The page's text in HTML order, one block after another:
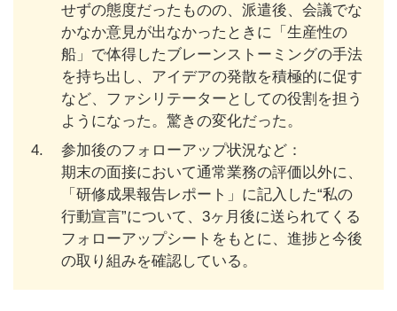
せずの態度だったものの、派遣後、会議でな
かなか意見が出なかったときに「生産性の
船」で体得したブレーンストーミングの手法
を持ち出し、アイデアの発散を積極的に促す
など、ファシリテーターとしての役割を担う
ようになった。驚きの変化だった。
4.
参加後のフォローアップ状況など：
期末の面接において通常業務の評価以外に、
「研修成果報告レポート」に記入した“私の
行動宣言”について、3ヶ月後に送られてくる
フォローアップシートをもとに、進捗と今後
の取り組みを確認している。